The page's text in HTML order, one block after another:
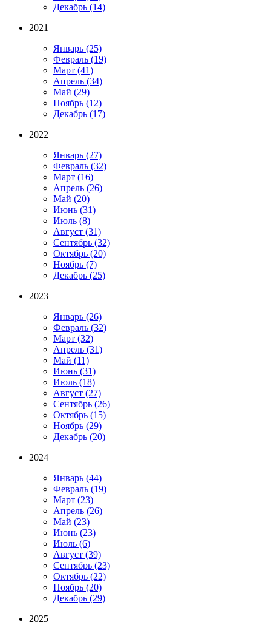
Декабрь (14)
2021
Январь (25)
Февраль (19)
Март (41)
Апрель (34)
Май (29)
Ноябрь (12)
Декабрь (17)
2022
Январь (27)
Февраль (32)
Март (16)
Апрель (26)
Май (20)
Июнь (31)
Июль (8)
Август (31)
Сентябрь (32)
Октябрь (20)
Ноябрь (7)
Декабрь (25)
2023
Январь (26)
Февраль (32)
Март (32)
Апрель (31)
Май (11)
Июнь (31)
Июль (18)
Август (27)
Сентябрь (26)
Октябрь (15)
Ноябрь (29)
Декабрь (20)
2024
Январь (44)
Февраль (19)
Март (23)
Апрель (26)
Май (23)
Июнь (23)
Июль (6)
Август (39)
Сентябрь (23)
Октябрь (22)
Ноябрь (20)
Декабрь (29)
2025